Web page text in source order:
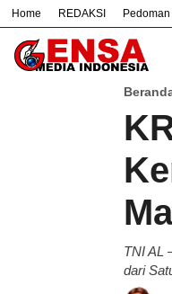
Home REDAKSI
#
TNI AL
dari